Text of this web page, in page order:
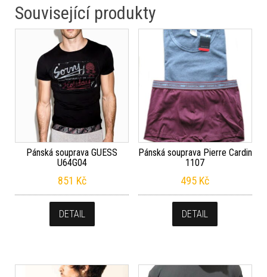
Související produkty
Pánská souprava GUESS
U64G04
851 Kč
DETAIL
Pánská souprava Pierre Cardin
1107
495 Kč
DETAIL